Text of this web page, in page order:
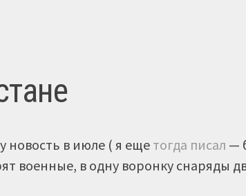
новость в июле ( я ещетогда писал —
военные, в одну воронку снаряды